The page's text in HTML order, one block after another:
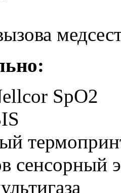
SpO2
сенсорный